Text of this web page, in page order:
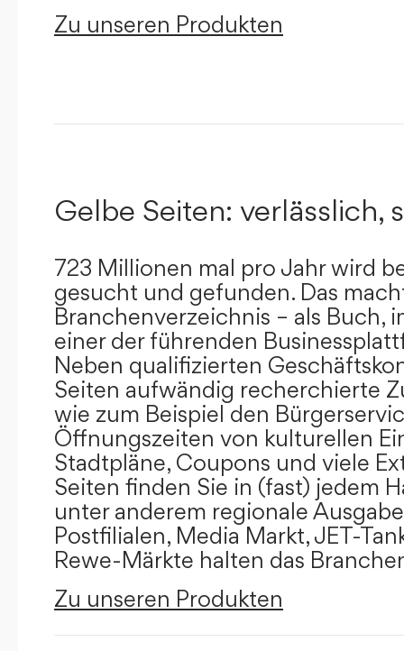
Zu unseren Produkten
Gelbe Seiten: verlässlich,
723 Millionen mal pro Jahr wird
gesucht und gefunden. Das
Branchenverzeichnis – als Buch,
einer der führenden
Neben qualifizierten
Seiten aufwändig recherchierte
wie zum Beispiel den
Öffnungszeiten von kulturellen
Stadtpläne, Coupons und viele
Seiten finden Sie in (fast) jedem
unter anderem regionale
Postfilialen, Media Markt, JET-
Rewe-Märkte halten das
Zu unseren Produkten